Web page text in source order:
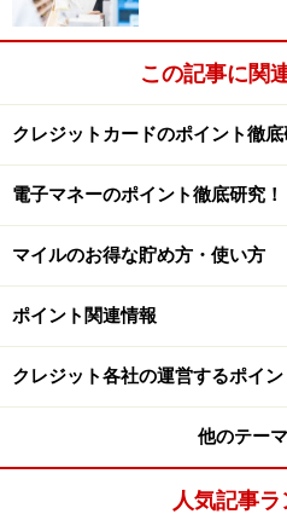
【編集部からのお知らせ】
・「家計」について、アンケ
※抽選で20名にAmazonギフト
※謝礼付きの限定アンケートや
なります
この記事に関
クレジットカードのポイント徹底
電子マネーのポイント徹底研究！
マイルのお得な貯め方・使い方
ポイント関連情報
クレジット各社の運営するポイ
他のテー
人気記事